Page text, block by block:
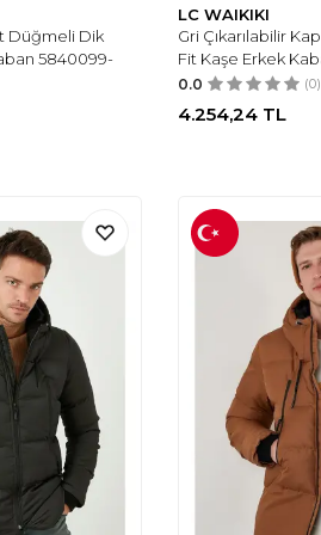
Düğmeli Dik
5840099-
LC WAIKIKI
Gri Çıkarılabilir
Fit Kaşe Erkek
0.0 (0)
4.254,24 TL